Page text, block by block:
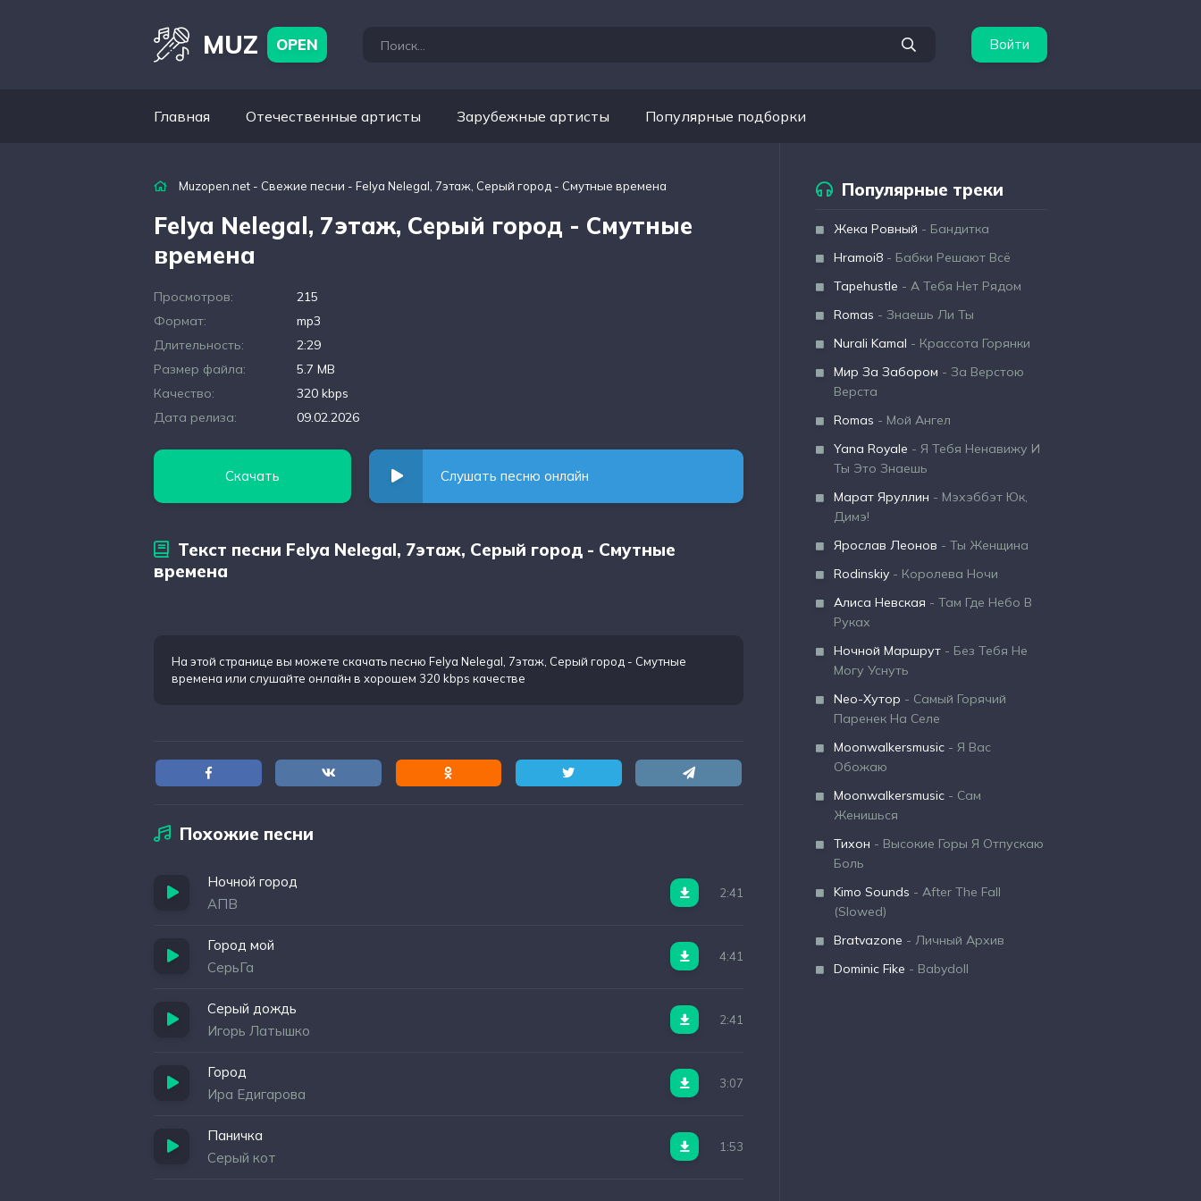
MUZ OPEN Войти
Главная Отечественные артисты Зарубежные артисты Популярные подборки
Muzopen.net - Свежие песни - Felya Nelegal, 7этаж, Серый город - Смутные времена
Felya Nelegal, 7этаж, Серый город - Смутные
времена
Просмотров:
215
Формат:
mp3
Длительность:
2:29
Размер файла:
5.7 MB
Качество:
320 kbps
Дата релиза:
09.02.2026
Скачать Слушать песню онлайн
Текст песни Felya Nelegal, 7этаж, Серый город - Смутные
времена
На этой странице вы можете скачать песню Felya Nelegal, 7этаж, Серый город - Смутные
времена или слушайте онлайн в хорошем 320 kbps качестве
Похожие песни
Ночной город
АПВ
2:41
Город мой
СерьГа
4:41
Серый дождь
Игорь Латышко
2:41
Город
Ира Едигарова
3:07
Паничка
Серый кот
1:53
Популярные треки
Жека Ровный - Бандитка
Hramoi8 - Бабки Решают Всё
Tapehustle - А Тебя Нет Рядом
Romas - Знаешь Ли Ты
Nurali Kamal - Крассота Горянки
Мир За Забором - За Верстою
Верста
Romas - Мой Ангел
Yana Royale - Я Тебя Ненавижу И
Ты Это Знаешь
Марат Яруллин - Мэхэббэт Юк,
Димэ!
Ярослав Леонов - Ты Женщина
Rodinskiy - Королева Ночи
Алиса Невская - Там Где Небо В
Руках
Ночной Маршрут - Без Тебя Не
Могу Уснуть
Neo-Хутор - Самый Горячий
Паренек На Селе
Moonwalkersmusic - Я Вас
Обожаю
Moonwalkersmusic - Сам
Женишься
Тихон - Высокие Горы Я Отпускаю
Боль
Kimo Sounds - After The Fall
(Slowed)
Bratvazone - Личный Архив
Dominic Fike - Babydoll